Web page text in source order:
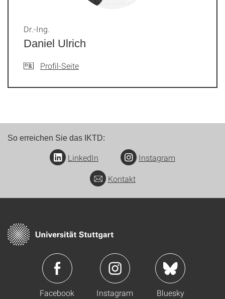
Daniel Ulrich
Dr.-Ing.
Profil-Seite
So erreichen Sie das IKTD:
LinkedIn
Instagram
Kontakt
Facebook Instagram Bluesky